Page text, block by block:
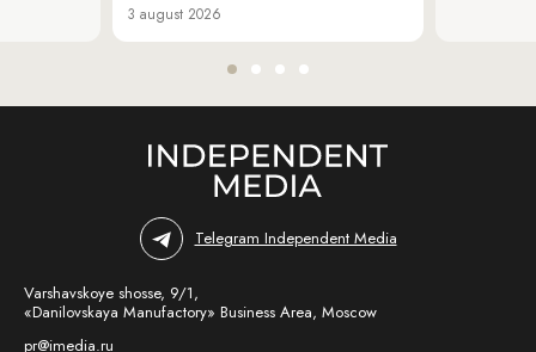
3 august 2026
Telegram Independent Media
Varshavskoye shosse, 9/1,
«Danilovskaya Manufactory» Business Area, Moscow
pr@imedia.ru